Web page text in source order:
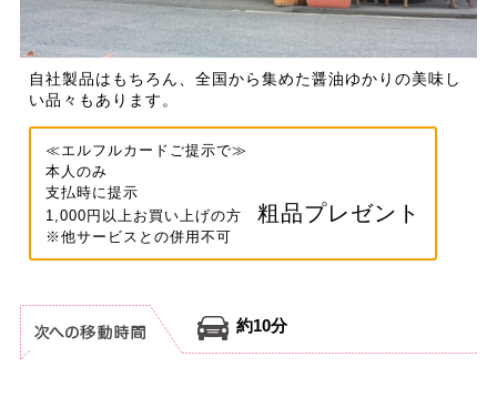
自社製品はもちろん、全国から集めた醤油ゆかりの美味し
い品々もあります。
≪エルフルカードご提示で≫
本人のみ
支払時に提示
1,000円以上お買い上げの方粗品プレゼント
※他サービスとの併用不可
約10分